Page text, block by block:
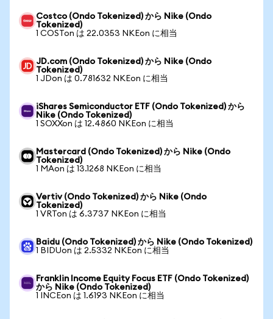
Costco (Ondo Tokenized) から Nike (Ondo
Tokenized)
1 COSTon は 22.0353 NKEon に相当
JD.com (Ondo Tokenized) から Nike (Ondo
Tokenized)
1 JDon は 0.781632 NKEon に相当
iShares Semiconductor ETF (Ondo Tokenized) から
Nike (Ondo Tokenized)
1 SOXXon は 12.4860 NKEon に相当
Mastercard (Ondo Tokenized) から Nike (Ondo
Tokenized)
1 MAon は 13.1268 NKEon に相当
Vertiv (Ondo Tokenized) から Nike (Ondo
Tokenized)
1 VRTon は 6.3737 NKEon に相当
Baidu (Ondo Tokenized) から Nike (Ondo Tokenized)
1 BIDUon は 2.5332 NKEon に相当
Franklin Income Equity Focus ETF (Ondo Tokenized)
から Nike (Ondo Tokenized)
1 INCEon は 1.6193 NKEon に相当